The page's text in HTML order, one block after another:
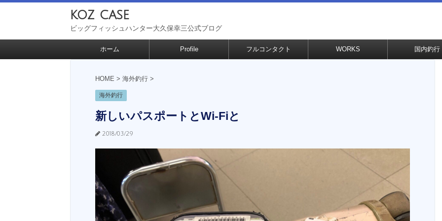
koz case
ビッグフィッシュハンター大久保幸三公式ブログ
ホーム Profile フルコンタクト WORKS 国内釣行
HOME > 海外釣行 >
海外釣行
新しいパスポートとWi-Fiと
2018/03/29